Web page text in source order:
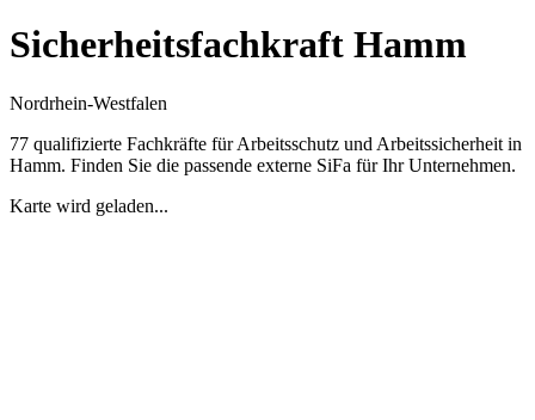
Sicherheitsfachkraft Hamm
Nordrhein-Westfalen
77 qualifizierte Fachkräfte für Arbeitsschutz und Arbeitssicherheit in
Hamm. Finden Sie die passende externe SiFa für Ihr Unternehmen.
Karte wird geladen...